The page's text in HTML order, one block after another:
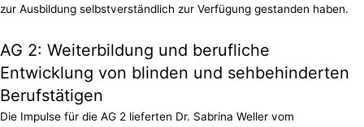
zur Ausbildung selbstverständlich zur Verfügung gestanden haben.
AG 2: Weiterbildung und berufliche
Entwicklung von blinden und sehbehinderten
Berufstätigen
Die Impulse für die AG 2 lieferten Dr. Sabrina Weller vom